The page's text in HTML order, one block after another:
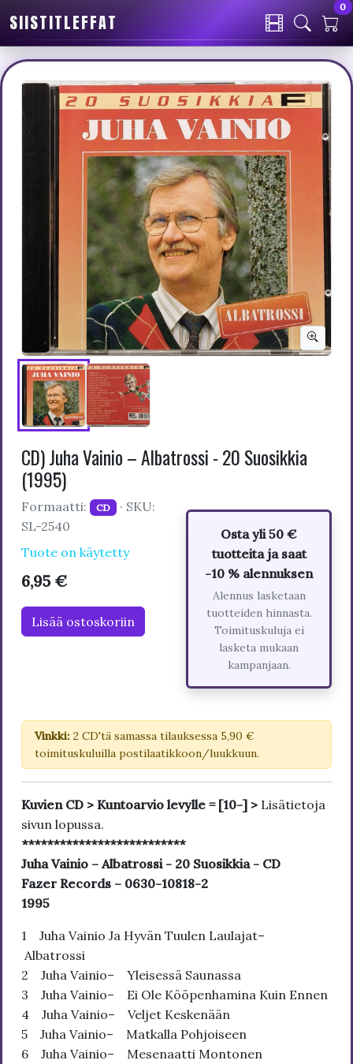
SIISTITLEFFAT
0
CD) Juha Vainio – Albatrossi - 20 Suosikkia
(1995)
Formaatti: CD · SKU:
SL-2540
Tuote on käytetty
6,95 €
Lisää ostoskoriin
Osta yli 50 €
tuotteita ja saat
-10 % alennuksen
Alennus lasketaan
tuotteiden hinnasta.
Toimituskuluja ei
lasketa mukaan
kampanjaan.
Vinkki: 2 CD'tä samassa tilauksessa 5,90 €
toimituskuluilla postilaatikkoon/luukkuun.
Kuvien CD > Kuntoarvio levylle = [10-] > Lisätietoja
sivun lopussa.
**************************
Juha Vainio – Albatrossi - 20 Suosikkia - CD
Fazer Records – 0630-10818-2
1995
1 Juha Vainio Ja Hyvän Tuulen Laulajat–
Albatrossi
2 Juha Vainio– Yleisessä Saunassa
3 Juha Vainio– Ei Ole Kööpenhamina Kuin Ennen
4 Juha Vainio– Veljet Keskenään
5 Juha Vainio– Matkalla Pohjoiseen
6 Juha Vainio– Mesenaatti Montonen